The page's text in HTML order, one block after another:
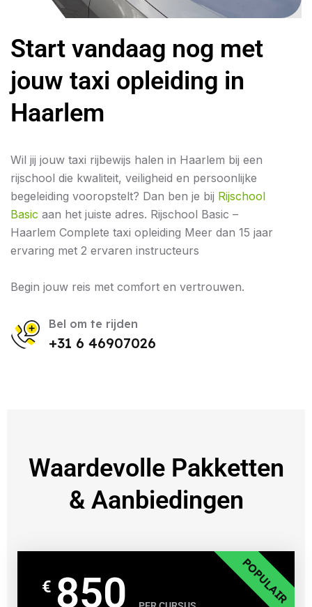
Start vandaag nog met
jouw taxi opleiding in
Haarlem
Wil jij jouw taxi rijbewijs halen in Haarlem bij een
rijschool die kwaliteit, veiligheid en persoonlijke
begeleiding vooropstelt? Dan ben je bij Rijschool
Basic aan het juiste adres. Rijschool Basic –
Haarlem Complete taxi opleiding Meer dan 15 jaar
ervaring met 2 ervaren instructeurs
Begin jouw reis met comfort en vertrouwen.
Bel om te rijden
+31 6 46907026
Waardevolle Pakketten
& Aanbiedingen
POPULAIR
€ 850